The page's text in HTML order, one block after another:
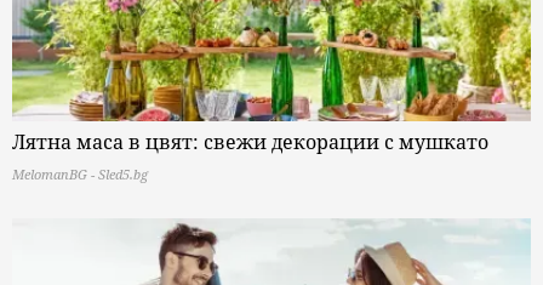
Лятна маса в цвят: свежи декорации с мушкато
MelomanBG - Sled5.bg